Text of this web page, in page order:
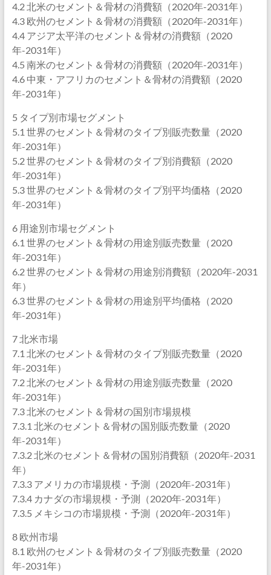
4.2 北米のセメント＆骨材の消費額（2020年-2031年）
4.3 欧州のセメント＆骨材の消費額（2020年-2031年）
4.4 アジア太平洋のセメント＆骨材の消費額（2020
年-2031年）
4.5 南米のセメント＆骨材の消費額（2020年-2031年）
4.6 中東・アフリカのセメント＆骨材の消費額（2020
年-2031年）
5 タイプ別市場セグメント
5.1 世界のセメント＆骨材のタイプ別販売数量（2020
年-2031年）
5.2 世界のセメント＆骨材のタイプ別消費額（2020
年-2031年）
5.3 世界のセメント＆骨材のタイプ別平均価格（2020
年-2031年）
6 用途別市場セグメント
6.1 世界のセメント＆骨材の用途別販売数量（2020
年-2031年）
6.2 世界のセメント＆骨材の用途別消費額（2020年-2031
年）
6.3 世界のセメント＆骨材の用途別平均価格（2020
年-2031年）
7 北米市場
7.1 北米のセメント＆骨材のタイプ別販売数量（2020
年-2031年）
7.2 北米のセメント＆骨材の用途別販売数量（2020
年-2031年）
7.3 北米のセメント＆骨材の国別市場規模
7.3.1 北米のセメント＆骨材の国別販売数量（2020
年-2031年）
7.3.2 北米のセメント＆骨材の国別消費額（2020年-2031
年）
7.3.3 アメリカの市場規模・予測（2020年-2031年）
7.3.4 カナダの市場規模・予測（2020年-2031年）
7.3.5 メキシコの市場規模・予測（2020年-2031年）
8 欧州市場
8.1 欧州のセメント＆骨材のタイプ別販売数量（2020
年-2031年）